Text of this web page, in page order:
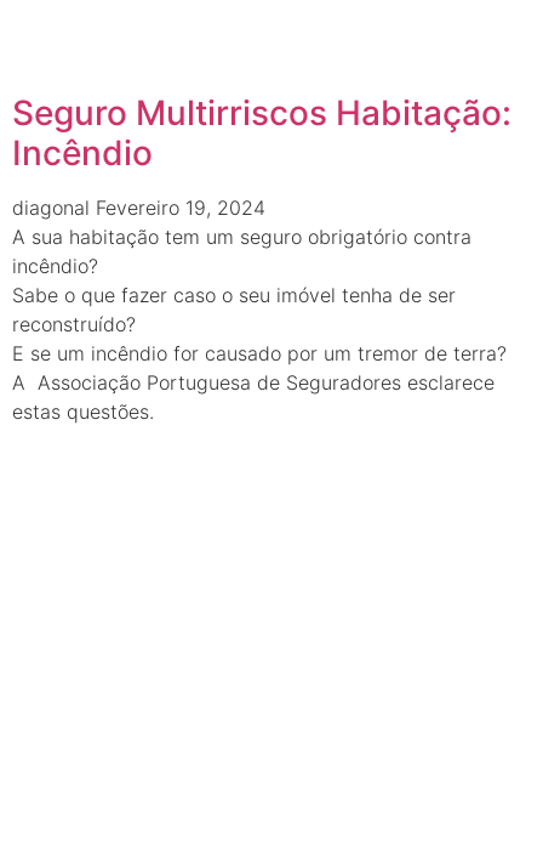
Seguro Multirriscos Habitação:
Incêndio
diagonal Fevereiro 19, 2024
A sua habitação tem um seguro obrigatório contra
incêndio?
Sabe o que fazer caso o seu imóvel tenha de ser
reconstruído?
E se um incêndio for causado por um tremor de terra?
A Associação Portuguesa de Seguradores esclarece
estas questões.